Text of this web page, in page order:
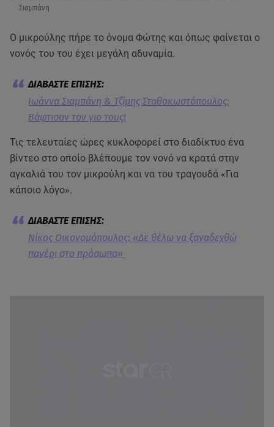
Σιαμπάνη
Ο μικρούλης πήρε το όνομα Φώτης και όπως φαίνεται ο
νονός του του έχει μεγάλη αδυναμία.
Ιωάννα Σιαμπάνη & Τζίμης Σταθοκωστόπουλος:
Βάφτισαν τον γιο τους!
Τις τελευταίες ώρες κυκλοφορεί στο διαδίκτυο ένα
βίντεο στο οποίο βλέπουμε τον νονό να κρατά στην
αγκαλιά του τον μικρούλη και να του τραγουδά «Για
κάποιο λόγο».
Νίκος Οικονομόπουλος: «Δε θέλω να ξαναδεχθώ
πανέρι στο πρόσωπο»